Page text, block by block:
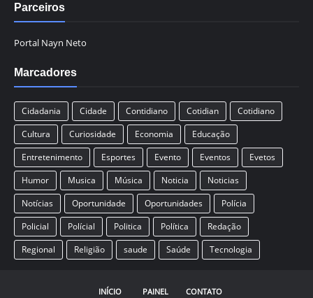
Parceiros
Portal Nayn Neto
Marcadores
Cidadania Cidade Contidiano Cotidian
Cotidiano
Cultura
Curiosidade Economia
Educação
Entretenimento
Esportes Evento Eventos
Evetos
Humor
Musica Música Noticia
Noticias
Notícias
Oportunidade Oportunidades
Polícia
Policial
Polícial Politica Política
Redação
Regional
Religião saude Saúde Tecnologia
INÍCIO PAINEL CONTATO